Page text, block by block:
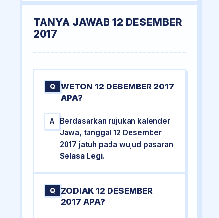
TANYA JAWAB 12 DESEMBER
2017
Q
WETON 12 DESEMBER 2017
APA?
A
Berdasarkan rujukan kalender
Jawa, tanggal 12 Desember
2017 jatuh pada wujud pasaran
Selasa Legi.
Q
ZODIAK 12 DESEMBER
2017 APA?